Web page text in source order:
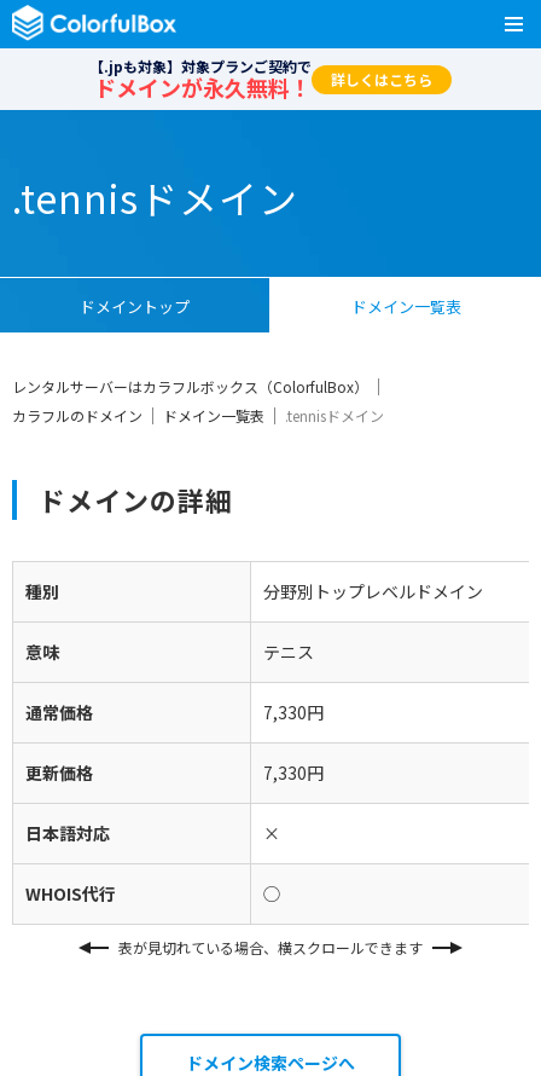
【.jpも対象】対象プランご契約で
ドメインが永久無料！ 詳しくはこちら
.tennisドメイン
ドメイントップ ドメイン一覧表
レンタルサーバーはカラフルボックス（ColorfulBox）
カラフルのドメイン
ドメイン一覧表 .tennisドメイン
ドメインの詳細
種別 分野別トップレベルドメイン
意味 テニス
通常価格 7,330円
更新価格 7,330円
日本語対応 ×
WHOIS代行 ◯
表が見切れている場合、横スクロールできます
ドメイン検索ページへ